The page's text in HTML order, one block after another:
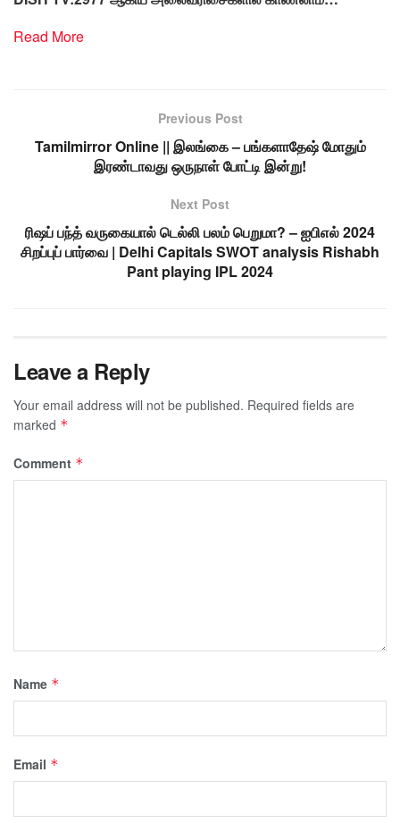
Read More
Previous Post
Tamilmirror Online || இலங்கை – பங்களாதேஷ் மோதும்
இரண்டாவது ஒருநாள் போட்டி இன்று!
Next Post
ரிஷப் பந்த் வருகையால் டெல்லி பலம் பெறுமா? – ஐபிஎல் 2024
சிறப்புப் பார்வை | Delhi Capitals SWOT analysis Rishabh
Pant playing IPL 2024
Leave a Reply
Your email address will not be published. Required fields are
marked *
Comment *
Name *
Email *